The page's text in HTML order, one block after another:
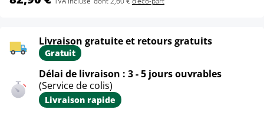
Livraison gratuite et retours gratuits
Gratuit
Délai de livraison : 3 - 5 jours ouvrables
(Service de colis)
Livraison rapide